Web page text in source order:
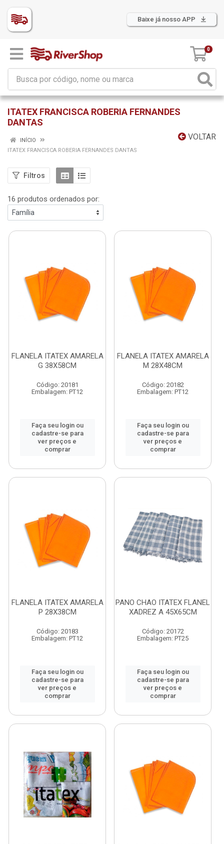
Baixe já nosso APP
0
ITATEX FRANCISCA ROBERIA FERNANDES
DANTAS
VOLTAR
INÍCIO
ITATEX FRANCISCA ROBERIA FERNANDES DANTAS
Filtros
16 produtos ordenados por:
FLANELA ITATEX AMARELA
G 38X58CM
Código: 20181
Embalagem: PT12
Faça seu login ou
cadastre-se para
ver preços e
comprar
FLANELA ITATEX AMARELA
M 28X48CM
Código: 20182
Embalagem: PT12
Faça seu login ou
cadastre-se para
ver preços e
comprar
FLANELA ITATEX AMARELA
P 28X38CM
Código: 20183
Embalagem: PT12
Faça seu login ou
cadastre-se para
ver preços e
comprar
PANO CHAO ITATEX FLANEL
XADREZ A 45X65CM
Código: 20172
Embalagem: PT25
Faça seu login ou
cadastre-se para
ver preços e
comprar